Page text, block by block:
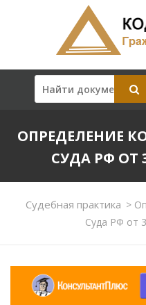
ОПРЕДЕЛЕНИЕ
СУДА РФ ОТ
Судебная практика >
Суда РФ от